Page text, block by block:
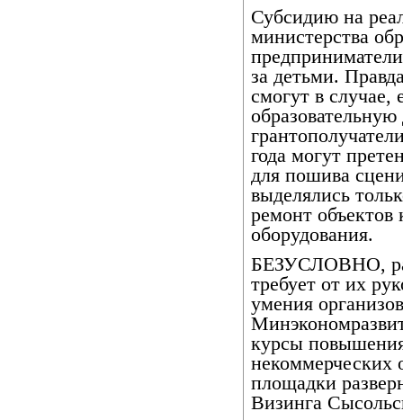
Субсидию на
министерства
за детьми.
смогут в
года могут
для пошива
выделялись
ремонт объектов
оборудования.
БЕЗУСЛОВНО,
требует от их
умения
курсы
некоммерческих
площадки
Визинга